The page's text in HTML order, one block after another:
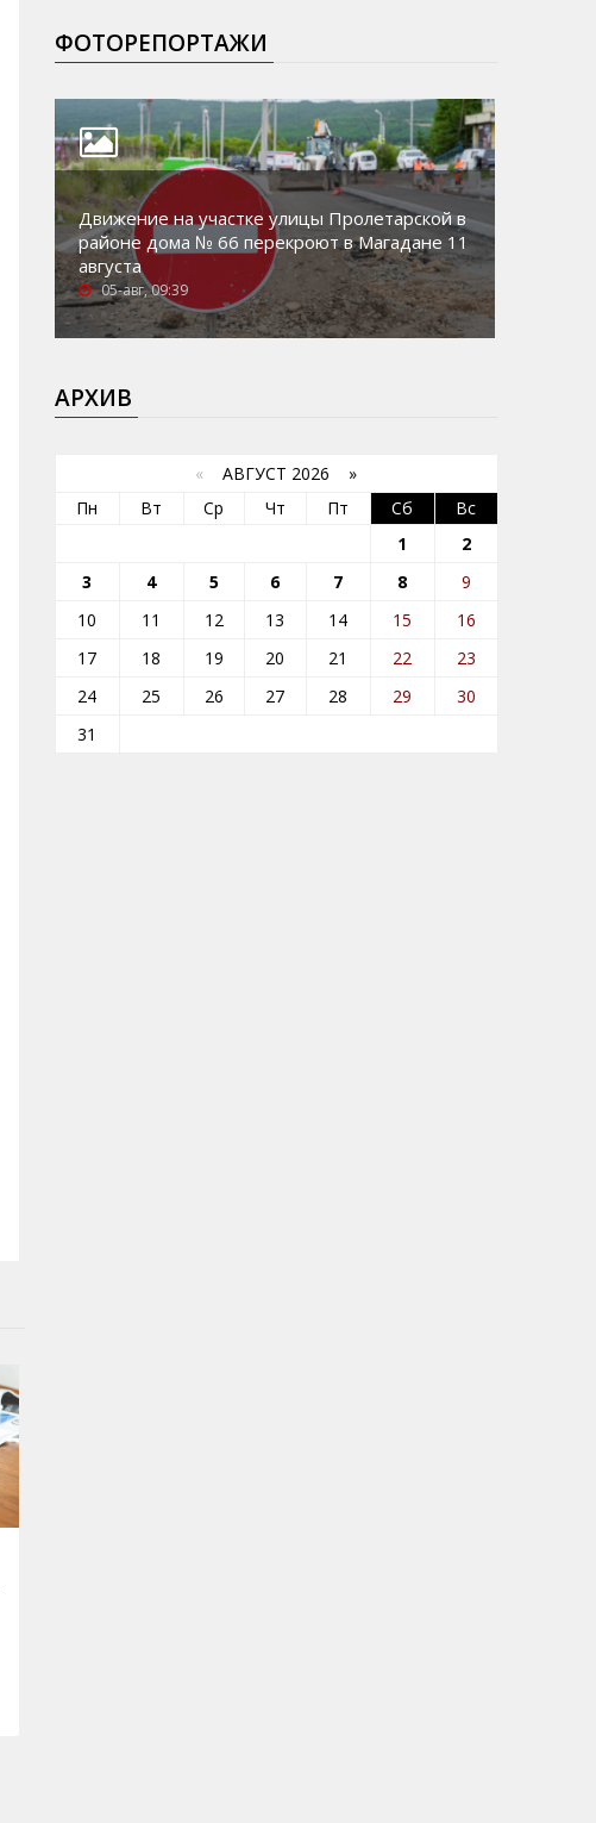
ФОТОРЕПОРТАЖИ
Движение на участке улицы Пролетарской в
районе дома № 66 перекроют в Магадане 11
августа
05-авг, 09:39
АРХИВ
« АВГУСТ 2026 »
Пн
Вт Ср Чт Пт Сб
Вс
1
2
3
4 5 6 7 8
9
10
11 12 13 14 15
16
17
18 19 20 21 22
23
24
25 26 27 28 29
30
31